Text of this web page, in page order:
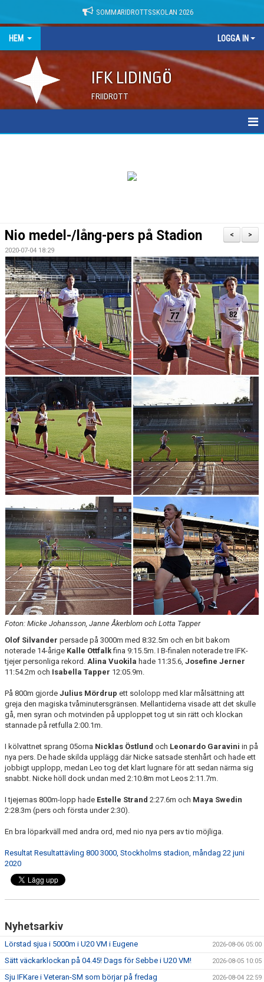
SOMMARIDROTTSSKOLAN 2026
HEM LOGGA IN
IFK LIDINGÖ
FRIIDROTT
>
<
Nio medel-/lång-pers på Stadion
2020-07-04 18:29
Foton: Micke Johansson, Janne Åkerblom och Lotta Tapper
Olof Silvander persade på 3000m med 8:32.5m och en bit bakom
noterade 14-årige Kalle Ottfalkfina 9:15.5m. I B-finalen noterade tre IFK-
tjejer personliga rekord. Alina Vuokila hade 11:35.6, Josefine Jerner
11:54.2m och Isabella Tapper 12:05.9m.
På 800m gjorde Julius Mördrup ett sololopp med klar målsättning att
greja den magiska tvåminutersgränsen. Mellantiderna visade att det skulle
gå, men syran och motvinden på upploppet tog ut sin rätt och klockan
stannade på retfulla 2:00.1m.
I kölvattnet sprang 05orna Nicklas Östlund och Leonardo Garavini in på
nya pers. De hade skilda upplägg där Nicke satsade stenhårt och hade ett
jobbigt upplopp, medan Leo tog det klart lugnare för att sedan närma sig
snabbt. Nicke höll dock undan med 2:10.8m mot Leos 2:11.7m.
I tjejernas 800m-lopp hade Estelle Strand 2:27.6m och Maya Swedin
2:28.3m (pers och första under 2:30).
En bra löparkväll med andra ord, med nio nya pers av tio möjliga.
Resultat Resultattävling 800 3000, Stockholms stadion, måndag 22 juni
2020
Nyhetsarkiv
Lörstad sjua i 5000m i U20 VM i Eugene 2026-08-06 05:00
Sätt väckarklockan på 04.45! Dags för Sebbe i U20 VM! 2026-08-05 10:05
Sju IFKare i Veteran-SM som börjar på fredag 2026-08-04 22:59